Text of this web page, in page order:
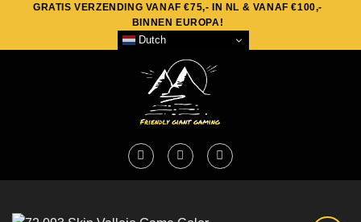
content
GRATIS VERZENDING VANAF €75,- IN NL & VANAF €100,-
BINNEN EUROPA!
Dutch